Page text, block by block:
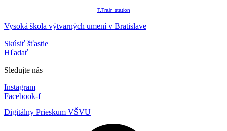
T.Train station
Vysoká škola výtvarných umení v Bratislave
Skúsiť šťastie
Hľadať
Sledujte nás
Instagram
Facebook-f
Digitálny Prieskum VŠVU